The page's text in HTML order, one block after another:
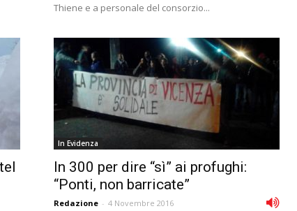
Thiene e a personale del consorzio...
In Evidenza
In 300 per dire “sì” ai profughi:
“Ponti, non barricate”
Redazione - 4 Novembre 2016